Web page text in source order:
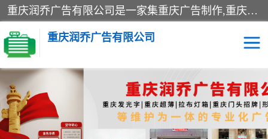
重庆润乔广告有限公司是一家集重庆广告制作,重庆标识标牌,亚克力发光字,led发光字,树脂发光字,超薄灯箱,拉布灯箱,吸塑灯箱,门头招牌,企业形象墙,写真喷绘,x展架,拉网展架,广告展架,条幅,锦旗设计,制作,施工,维护为一体的专业化广告公司.
重庆润乔广告有限公司
招牌类 发光字类
灯箱类 形象墙类